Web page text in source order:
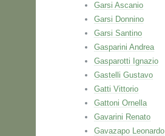
Garsi Ascanio
Garsi Donnino
Garsi Santino
Gasparini Andrea
Gasparotti Ignazio
Gastelli Gustavo
Gatti Vittorio
Gattoni Ornella
Gavarini Renato
Gavazapo Leonardo